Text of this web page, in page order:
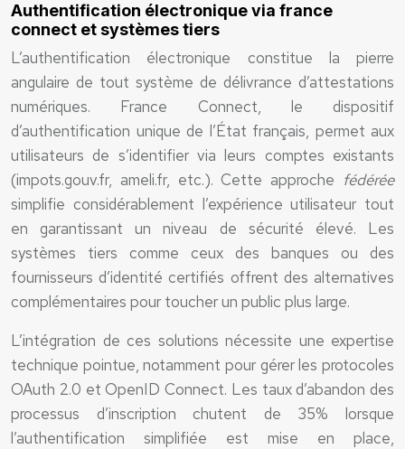
Authentification électronique via france
connect et systèmes tiers
L’authentification électronique constitue la pierre
angulaire de tout système de délivrance d’attestations
numériques. France Connect, le dispositif
d’authentification unique de l’État français, permet aux
utilisateurs de s’identifier via leurs comptes existants
(impots.gouv.fr, ameli.fr, etc.). Cette approche fédérée
simplifie considérablement l’expérience utilisateur tout
en garantissant un niveau de sécurité élevé. Les
systèmes tiers comme ceux des banques ou des
fournisseurs d’identité certifiés offrent des alternatives
complémentaires pour toucher un public plus large.
L’intégration de ces solutions nécessite une expertise
technique pointue, notamment pour gérer les protocoles
OAuth 2.0 et OpenID Connect. Les taux d’abandon des
processus d’inscription chutent de 35% lorsque
l’authentification simplifiée est mise en place,